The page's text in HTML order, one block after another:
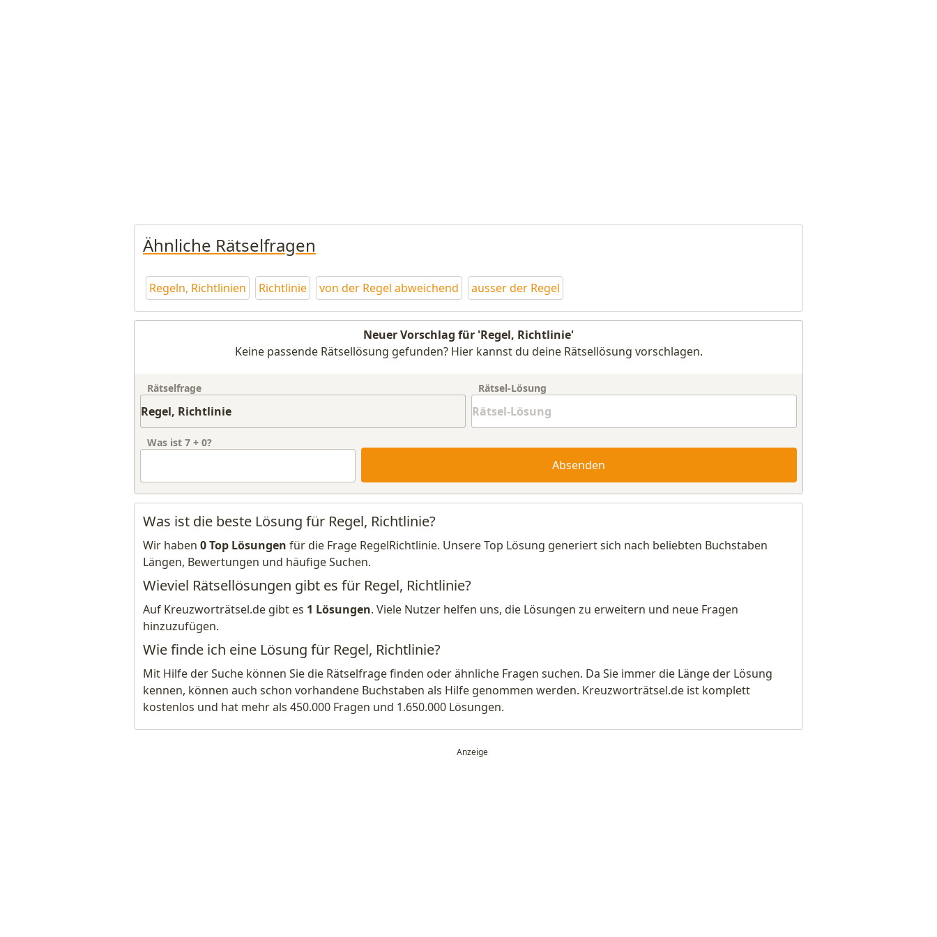
Ähnliche Rätselfragen
Regeln, Richtlinien Richtlinie von der Regel abweichend ausser der Regel
Neuer Vorschlag für 'Regel, Richtlinie'
Keine passende Rätsellösung gefunden? Hier kannst du deine Rätsellösung vorschlagen.
Rätselfrage Rätsel-Lösung
Was ist 7 + 0?
Absenden
Was ist die beste Lösung für Regel, Richtlinie?
Wir haben 0 Top Lösungen für die Frage RegelRichtlinie. Unsere Top Lösung generiert sich nach beliebten Buchstaben
Längen, Bewertungen und häufige Suchen.
Wieviel Rätsellösungen gibt es für Regel, Richtlinie?
Auf Kreuzworträtsel.de gibt es 1 Lösungen. Viele Nutzer helfen uns, die Lösungen zu erweitern und neue Fragen
hinzuzufügen.
Wie finde ich eine Lösung für Regel, Richtlinie?
Mit Hilfe der Suche können Sie die Rätselfrage finden oder ähnliche Fragen suchen. Da Sie immer die Länge der Lösung
kennen, können auch schon vorhandene Buchstaben als Hilfe genommen werden. Kreuzworträtsel.de ist komplett
kostenlos und hat mehr als 450.000 Fragen und 1.650.000 Lösungen.